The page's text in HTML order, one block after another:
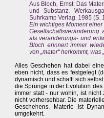
Aus Bloch, Ernst: Das
und Substanz.
Suhrkamp Verlag. 1985 (S.
Ein wichtiges Moment
als veränderungs- und
Bloch erinnert immer
von „mater“ herkommt, was
Alles Geschehen hat dabei
eben nicht, dass es festgelegt
dynamisch und schafft sich
die Sprünge in der Evolution
immer statt - nur wohin, ist
nicht vorhersehbar. Die
Geschehens. Materie ist
umgekehrt.